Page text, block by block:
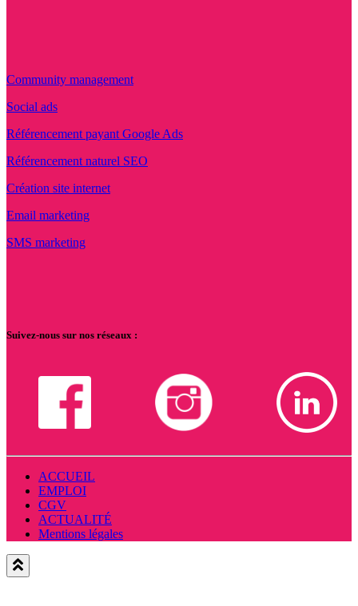
Community management
Social ads
Référencement payant Google Ads
Référencement naturel SEO
Création site internet
Email marketing
SMS marketing
Suivez-nous sur nos réseaux :
ACCUEIL
EMPLOI
CGV
ACTUALITÉ
Mentions légales